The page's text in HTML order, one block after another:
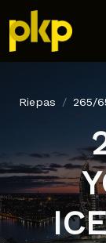
Riepas 265/